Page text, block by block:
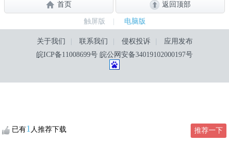
已有1 人推荐下载 推荐一下
首页 返回顶部
触屏版 电脑版
关于我们 联系我们 侵权投诉
应用发布
皖ICP备11008699号 皖公网安备34019102000197号